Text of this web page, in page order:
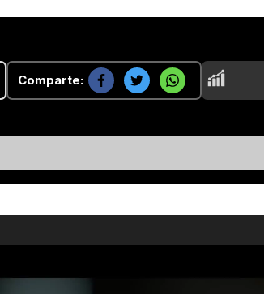
Comparte: